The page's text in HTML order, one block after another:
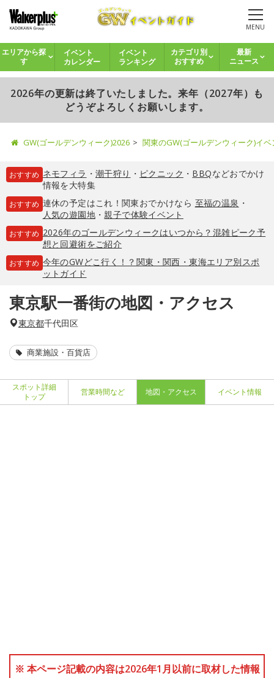
MENU
エリアから探
す
イベント
カレンダー
イベント
ランキング
カテゴリ別
おすすめ
最新
ニュース
2026年の更新は終了いたしました。来年（2027年）も
どうぞよろしくお願いします。
GW(ゴールデンウィーク)2026 関東のGW(ゴールデンウィーク)イ
おすすめ ネモフィラ ・ 潮干狩り ・ ピクニック ・ BBQなどおでかけ
情報を大特集
おすすめ 連休の予定はこれ！関東おでかけなら 至福の温泉 ・
人気の遊園地・親子で体験イベント
おすすめ 2026年のゴールデンウィークはいつから？混雑ピーク予
想と回避術をご紹介
おすすめ 今年のGWどこ行く！？関東・関西・東海エリア別スポ
ットガイド
東京駅一番街の地図・アクセス
東京都千代田区
商業施設・百貨店
スポット詳細
トップ
営業時間など 地図・アクセス イベント情報
※ 本ページ記載の内容は2026年1月以前に取材した情報